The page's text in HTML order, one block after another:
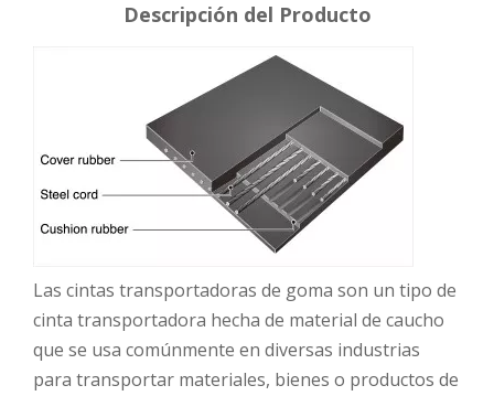
Descripción del Producto
Las cintas transportadoras de goma son un tipo de
cinta transportadora hecha de material de caucho
que se usa comúnmente en diversas industrias
para transportar materiales, bienes o productos de